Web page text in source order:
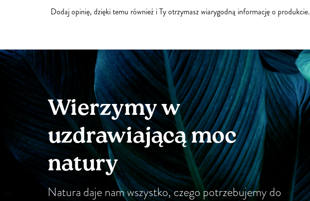
Dodaj opinię, dzięki temu również i Ty otrzymasz wiarygodną informację o produkcie.
Wierzymy w
uzdrawiającą moc
natury
Natura daje nam wszystko, czego potrzebujemy do